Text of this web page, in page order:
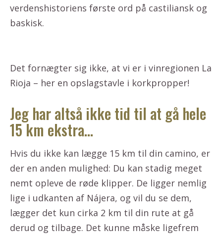
verdenshistoriens første ord på castiliansk og
baskisk.
Det fornægter sig ikke, at vi er i vinregionen La
Rioja – her en opslagstavle i korkpropper!
Jeg har altså ikke tid til at gå hele
15 km ekstra…
Hvis du ikke kan lægge 15 km til din camino, er
der en anden mulighed: Du kan stadig meget
nemt opleve de røde klipper. De ligger nemlig
lige i udkanten af Nájera, og vil du se dem,
lægger det kun cirka 2 km til din rute at gå
derud og tilbage. Det kunne måske ligefrem